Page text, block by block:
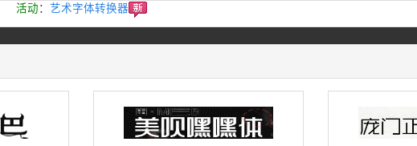
活动 ： 艺术字体转换器